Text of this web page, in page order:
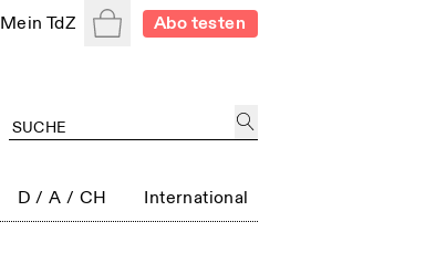
Mein TdZ WarenkorbAbo testen
D / A / CH International